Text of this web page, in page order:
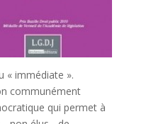
« immédiate ».
communément
qui permet à